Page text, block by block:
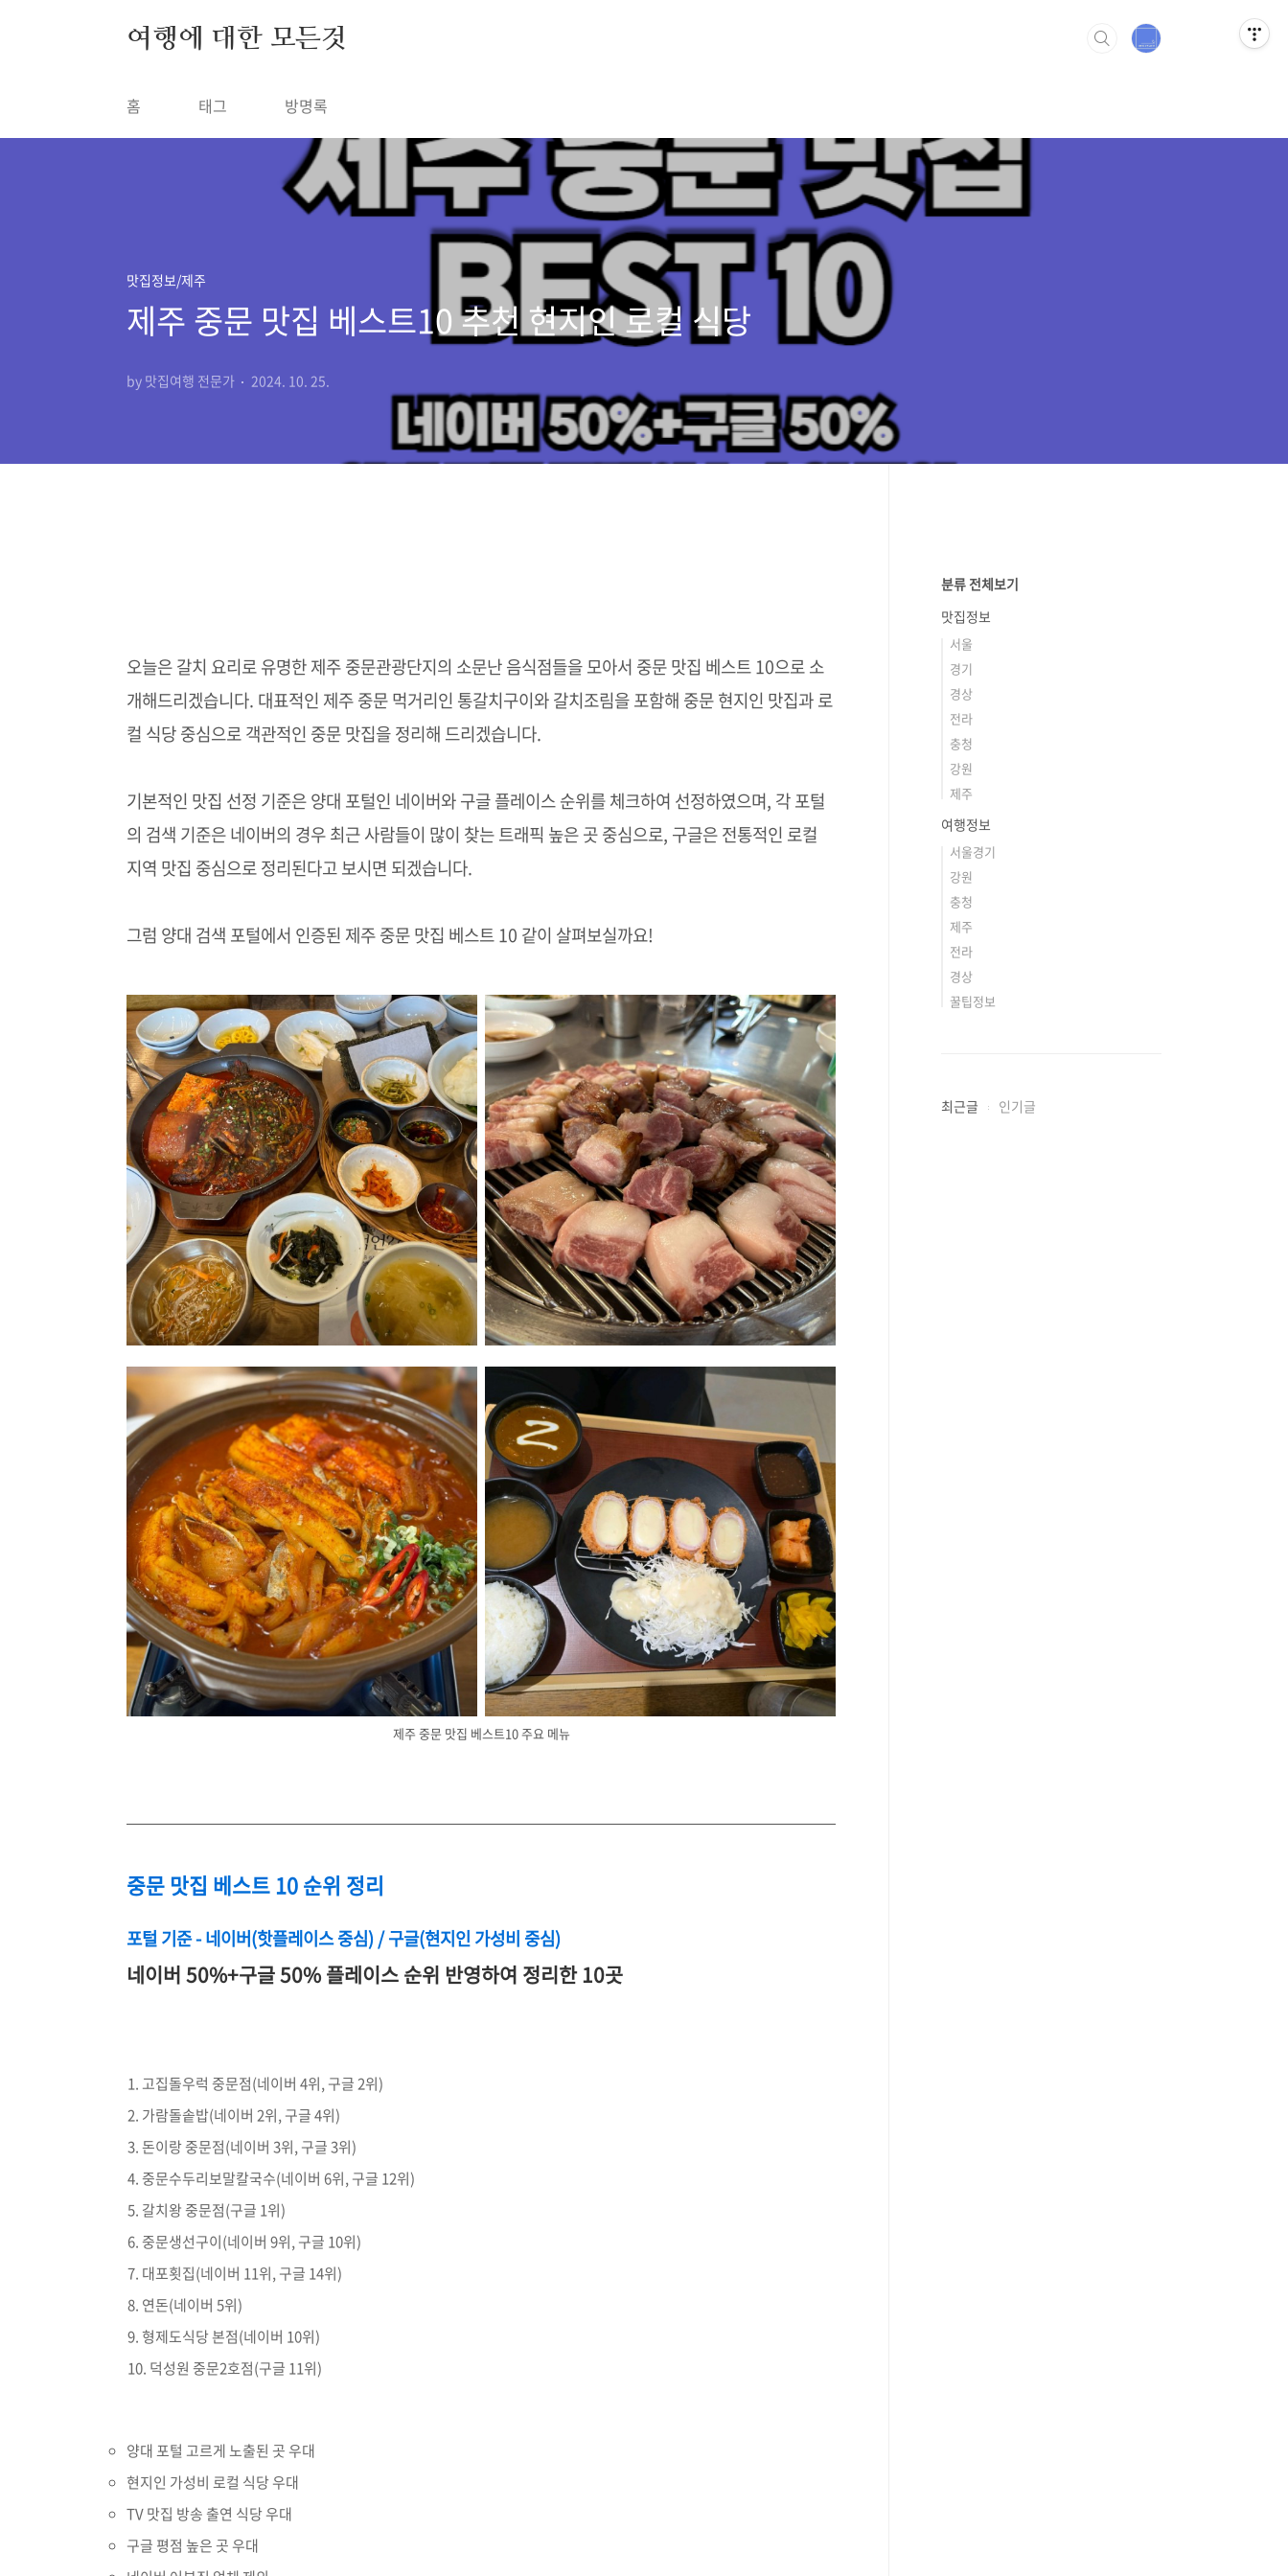
여행에 대한 모든것
홈 태그 방명록
맛집정보/제주
제주 중문 맛집 베스트10 추천 현지인 로컬 식당
by 맛집여행 전문가 2024. 10. 25.
오늘은 갈치 요리로 유명한 제주 중문관광단지의 소문난 음식점들을 모아서 중문 맛집 베스트 10으로 소
개해드리겠습니다. 대표적인 제주 중문 먹거리인 통갈치구이와 갈치조림을 포함해 중문 현지인 맛집과 로
컬 식당 중심으로 객관적인 중문 맛집을 정리해 드리겠습니다.
기본적인 맛집 선정 기준은 양대 포털인 네이버와 구글 플레이스 순위를 체크하여 선정하였으며, 각 포털
의 검색 기준은 네이버의 경우 최근 사람들이 많이 찾는 트래픽 높은 곳 중심으로, 구글은 전통적인 로컬
지역 맛집 중심으로 정리된다고 보시면 되겠습니다.
그럼 양대 검색 포털에서 인증된 제주 중문 맛집 베스트 10 같이 살펴보실까요!
제주 중문 맛집 베스트10 주요 메뉴
중문 맛집 베스트 10 순위 정리
포털 기준 - 네이버(핫플레이스 중심) / 구글(현지인 가성비 중심)
네이버 50%+구글 50% 플레이스 순위 반영하여 정리한 10곳
고집돌우럭 중문점(네이버 4위, 구글 2위)
가람돌솥밥(네이버 2위, 구글 4위)
돈이랑 중문점(네이버 3위, 구글 3위)
중문수두리보말칼국수(네이버 6위, 구글 12위)
갈치왕 중문점(구글 1위)
중문생선구이(네이버 9위, 구글 10위)
대포횟집(네이버 11위, 구글 14위)
연돈(네이버 5위)
형제도식당 본점(네이버 10위)
덕성원 중문2호점(구글 11위)
양대 포털 고르게 노출된 곳 우대
현지인 가성비 로컬 식당 우대
TV 맛집 방송 출연 식당 우대
구글 평점 높은 곳 우대
분류 전체보기
맛집정보
서울
경기
경상
전라
충청
강원
제주
여행정보
서울경기
강원
충청
제주
전라
경상
꿀팁정보
최근글 인기글